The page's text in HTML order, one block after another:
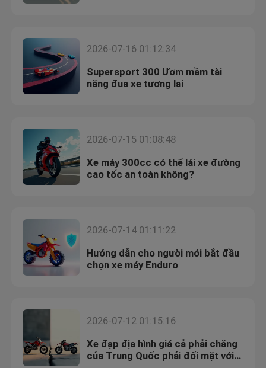
Các sản phẩm
Tham quan nhà máy
Kiểm soát chất lượng
Blog
Xe máy Enduro hai thì
Rally xe máy
2026-07-16 01:12:34
Supersport 300 Ươm mầm tài
năng đua xe tương lai
2026-07-15 01:08:48
Xe máy 300cc có thể lái xe đường
cao tốc an toàn không?
2026-07-14 01:11:22
Hướng dẫn cho người mới bắt đầu
chọn xe máy Enduro
2026-07-12 01:15:16
Xe đạp địa hình giá cả phải chăng
của Trung Quốc phải đối mặt với